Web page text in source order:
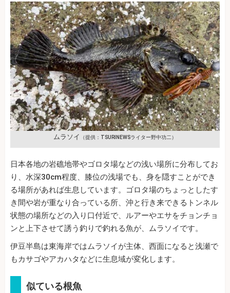
ムラソイ （提供：TSURINEWSライター野中功二）
日本各地の岩礁地帯やゴロタ場などの浅い場所に分布してお
り、水深30cm程度、膝位の浅場でも、身を隠すことができ
る場所があれば生息しています。ゴロタ場のちょっとしたす
き間や岩が重なり合っている所、沖と行き来できるトンネル
状態の場所などの入り口付近で、ルアーやエサをチョンチョ
ンと上下させて誘う釣りで釣れる魚が、ムラソイです。
伊豆半島は東海岸ではムラソイが主体、西面になると浅瀬で
もカサゴやアカハタなどに生息域が変化します。
似ている根魚